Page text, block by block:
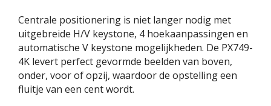
Centrale positionering is niet langer nodig met
uitgebreide H/V keystone, 4 hoekaanpassingen en
automatische V keystone mogelijkheden. De PX749-
4K levert perfect gevormde beelden van boven,
onder, voor of opzij, waardoor de opstelling een
fluitje van een cent wordt.